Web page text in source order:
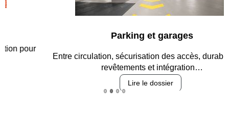
Parking et garages
Entre circulation, sécurisation des accès, durabilité des
revêtements et intégration…
Lire le dossier